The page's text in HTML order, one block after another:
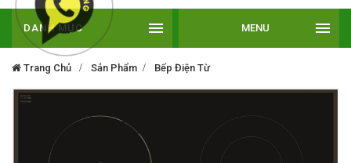
DANH MỤC MENU
Trang Chủ Sản Phẩm Bếp Điện Từ